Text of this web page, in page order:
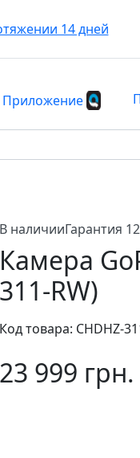
14 дней
Приложение
В наличииГарантия
Камера
311-RW)
Код товара: CHDHZ-
23 999 грн.